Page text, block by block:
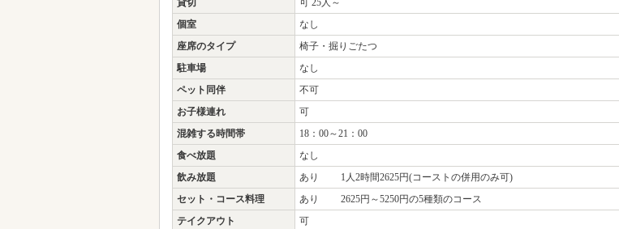
貸切
可 25人～
個室
なし
座席のタイプ
椅子・掘りごたつ
駐車場
なし
ペット同伴
不可
お子様連れ
可
混雑する時間帯
18：00～21：00
食べ放題
なし
飲み放題
あり 1人2時間2625円(コーストの併用のみ可)
セット・コース料理
あり 2625円～5250円の5種類のコース
テイクアウト
可